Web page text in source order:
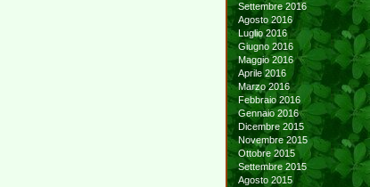
Settembre 2016
Agosto 2016
Luglio 2016
Giugno 2016
Maggio 2016
Aprile 2016
Marzo 2016
Febbraio 2016
Gennaio 2016
Dicembre 2015
Novembre 2015
Ottobre 2015
Settembre 2015
Agosto 2015